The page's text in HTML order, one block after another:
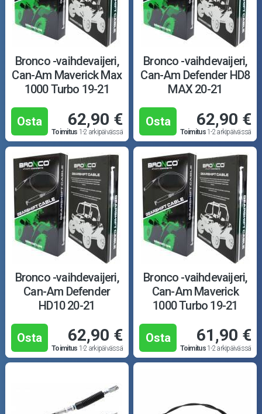
Bronco -vaihdevaijeri,
Can-Am Maverick Max
1000 Turbo 19-21
Osta 62,90 €
Toimitus 1-2 arkipäivässä
Bronco -vaihdevaijeri,
Can-Am Defender HD8
MAX 20-21
Osta 62,90 €
Toimitus1-2 arkipäivässä
Bronco -vaihdevaijeri,
Can-Am Defender
HD10 20-21
Osta 62,90 €
Toimitus 1-2 arkipäivässä
Bronco -vaihdevaijeri,
Can-Am Maverick
1000 Turbo 19-21
Osta 61,90 €
Toimitus1-2 arkipäivässä